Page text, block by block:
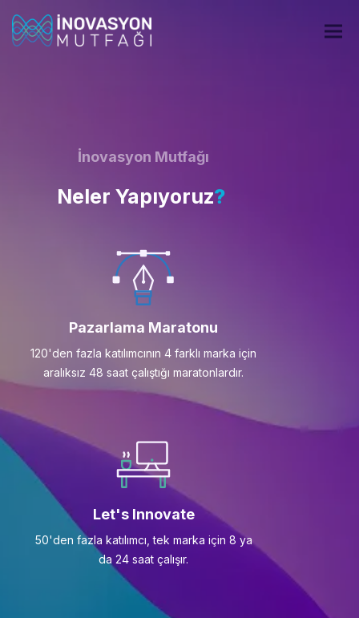
İnovasyon Mutfağı
Neler Yapıyoruz?
Pazarlama Maratonu
120'den fazla katılımcının 4 farklı marka için
aralıksız 48 saat çalıştığı maratonlardır.
Let's Innovate
50'den fazla katılımcı, tek marka için 8 ya
da 24 saat çalışır.